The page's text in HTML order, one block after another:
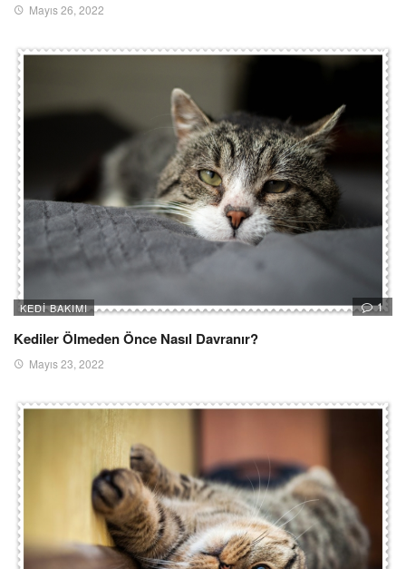
Mayıs 26, 2022
KEDI BAKIMI 1
Kediler Ölmeden Önce Nasıl Davranır?
Mayıs 23, 2022